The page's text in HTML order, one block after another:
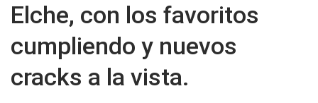
Elche, con los favoritos
cumpliendo y nuevos
cracks a la vista.